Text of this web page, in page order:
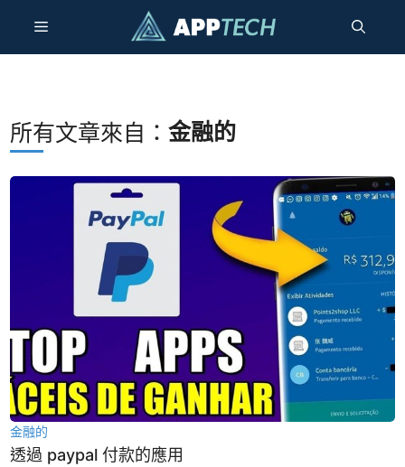
內
選
所有文章來自：金融的
金融的
透過 paypal 付款的應用